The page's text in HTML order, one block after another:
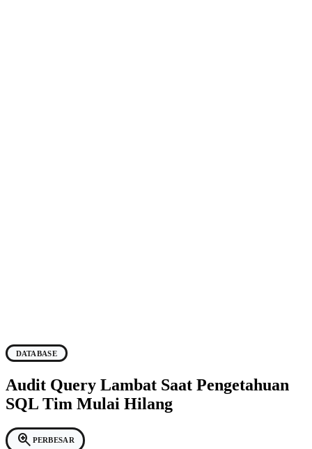
DATABASE
Audit Query Lambat Saat Pengetahuan
SQL Tim Mulai Hilang
zoom_in PERBESAR